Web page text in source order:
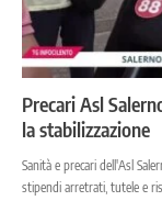
Precari Asl
la stabilizzazione
Sanità e precari dell'Asl
stipendi arretrati, tutele e